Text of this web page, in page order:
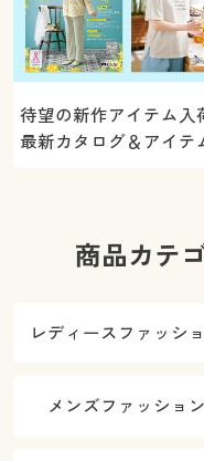
待望の新作アイテム入
最新カタログ＆アイテ
商品カテ
レディースファッシ
メンズファッション